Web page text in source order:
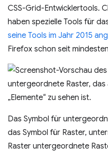
CSS-Grid-Entwicklertools.
haben spezielle Tools für
seine Tools im Jahr 2015
Firefox schon seit
Das Symbol für
das Symbol für Raster,
Raster untergeordnete